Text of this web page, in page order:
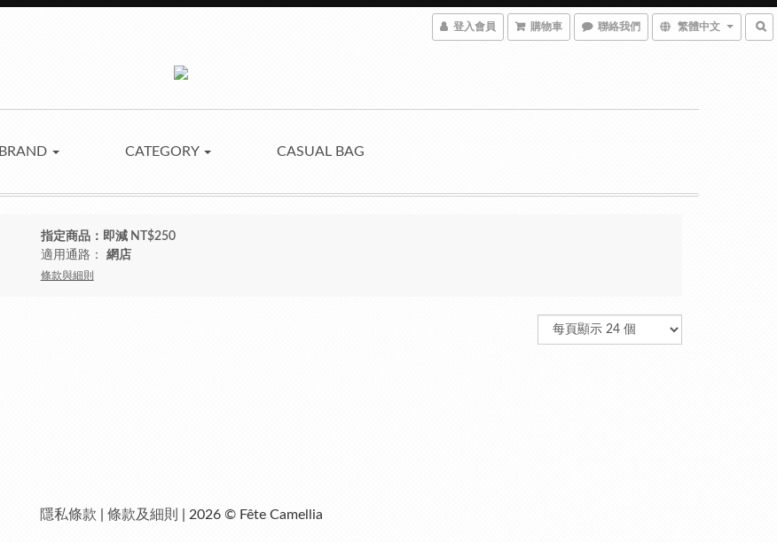
登入會員 購物車 聯絡我們 繁體中文
BRAND CATEGORY CASUAL BAG
指定商品：即減 NT$250
適用通路： 網店
條款與細則
隱私條款 條款及細則 | 2026 © Fête Camellia